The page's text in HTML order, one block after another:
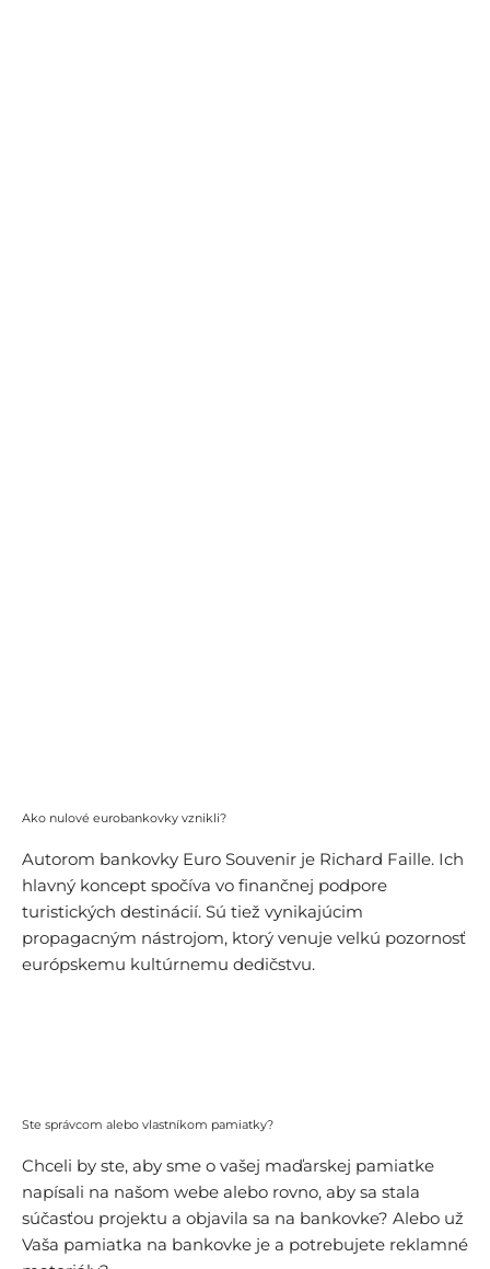
Ako nulové eurobankovky vznikli?
Autorom bankovky Euro Souvenir je Richard Faille. Ich
hlavný koncept spočíva vo finančnej podpore
turistických destinácií. Sú tiež vynikajúcim
propagacným nástrojom, ktorý venuje velkú pozornosť
európskemu kultúrnemu dedičstvu.
Ste správcom alebo vlastníkom pamiatky?
Chceli by ste, aby sme o vašej maďarskej pamiatke
napísali na našom webe alebo rovno, aby sa stala
súčasťou projektu a objavila sa na bankovke? Alebo už
Vaša pamiatka na bankovke je a potrebujete reklamné